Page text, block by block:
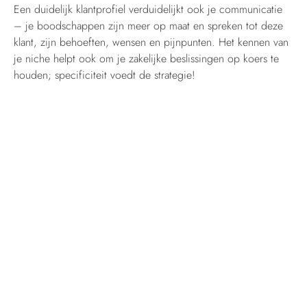
Een duidelijk klantprofiel verduidelijkt ook je communicatie
– je boodschappen zijn meer op maat en spreken tot deze
klant, zijn behoeften, wensen en pijnpunten. Het kennen van
je niche helpt ook om je zakelijke beslissingen op koers te
houden; specificiteit voedt de strategie!